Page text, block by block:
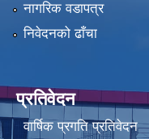
नागरिक वडापत्र
निवेदनको ढाँचा
प्रतिवेदन
वार्षिक प्रगति प्रतिवेदन